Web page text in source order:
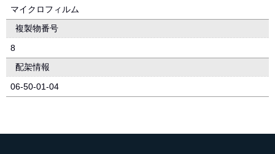
マイクロフィルム
複製物番号
8
配架情報
06-50-01-04